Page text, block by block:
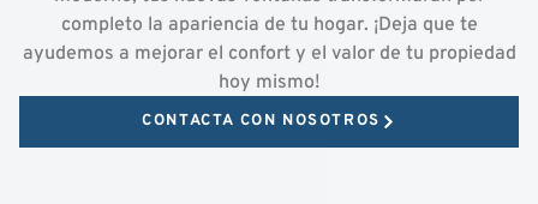
completo la apariencia de tu hogar. ¡Deja que te
ayudemos a mejorar el confort y el valor de tu propiedad
hoy mismo!
CONTACTA CON NOSOTROS